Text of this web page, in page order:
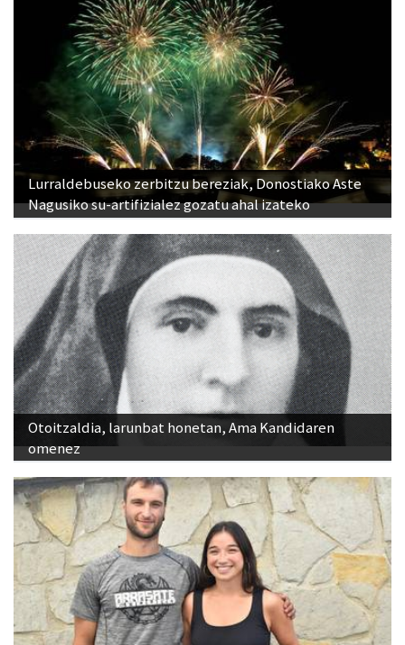
Lurraldebuseko zerbitzu bereziak, Donostiako Aste
Nagusiko su-artifizialez gozatu ahal izateko
Otoitzaldia, larunbat honetan, Ama Kandidaren
omenez